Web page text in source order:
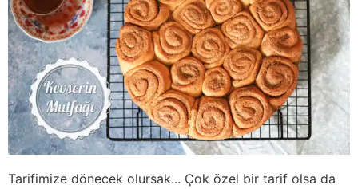
Tarifimize dönecek olursak... Çok özel bir tarif olsa da